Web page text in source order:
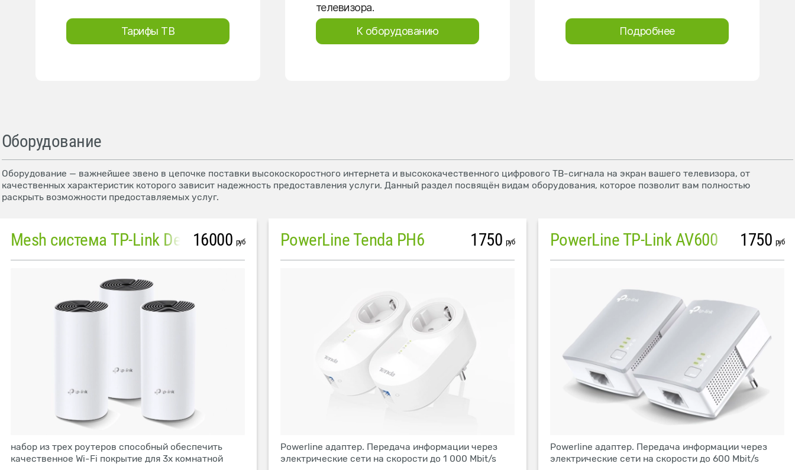
Тарифы ТВ
телевизора.
К оборудованию
Подробнее
Оборудование
Оборудование — важнейшее звено в цепочке поставки высокоскоростного интернета и высококачественного цифрового ТВ-сигнала на экран вашего телевизора, от
качественных характеристик которого зависит надежность предоставления услуги. Данный раздел посвящён видам оборудования, которое позволит вам полностью
раскрыть возможности предоставляемых услуг.
Mesh система TP-Link Deco M4 (3 устройства)
16000 руб
набор из трех роутеров способный обеспечить
качественное Wi-Fi покрытие для 3х комнатной
PowerLine Tenda PH6 1750 руб
Powerline адаптер. Передача информации через
электрические сети на скорости до 1 000 Mbit/s
PowerLine TP-Link AV600 1750 руб
Powerline адаптер. Передача информации через
электрические сети на скорости до 600 Mbit/s